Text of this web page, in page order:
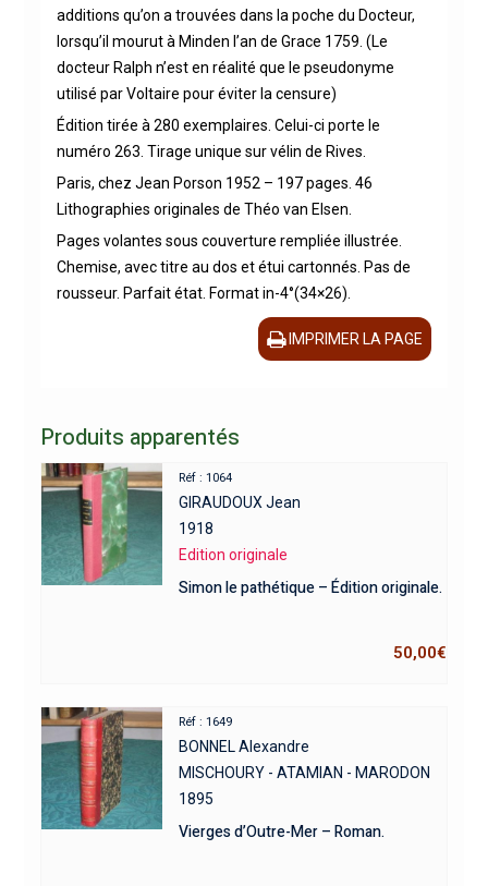
additions qu’on a trouvées dans la poche du Docteur,
lorsqu’il mourut à Minden l’an de Grace 1759. (Le
docteur Ralph n’est en réalité que le pseudonyme
utilisé par Voltaire pour éviter la censure)
Édition tirée à 280 exemplaires. Celui-ci porte le
numéro 263. Tirage unique sur vélin de Rives.
Paris, chez Jean Porson 1952 – 197 pages. 46
Lithographies originales de Théo van Elsen.
Pages volantes sous couverture rempliée illustrée.
Chemise, avec titre au dos et étui cartonnés. Pas de
rousseur. Parfait état. Format in-4°(34×26).
IMPRIMER LA PAGE
Produits apparentés
Réf : 1064
GIRAUDOUX Jean
1918
Edition originale
Simon le pathétique – Édition originale.
50,00€
Réf : 1649
BONNEL Alexandre
MISCHOURY - ATAMIAN - MARODON
1895
Vierges d’Outre-Mer – Roman.